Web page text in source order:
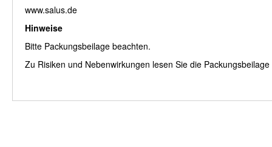
www.salus.de
Hinweise
Bitte Packungsbeilage beachten.
Zu Risiken und Nebenwirkungen lesen Sie die